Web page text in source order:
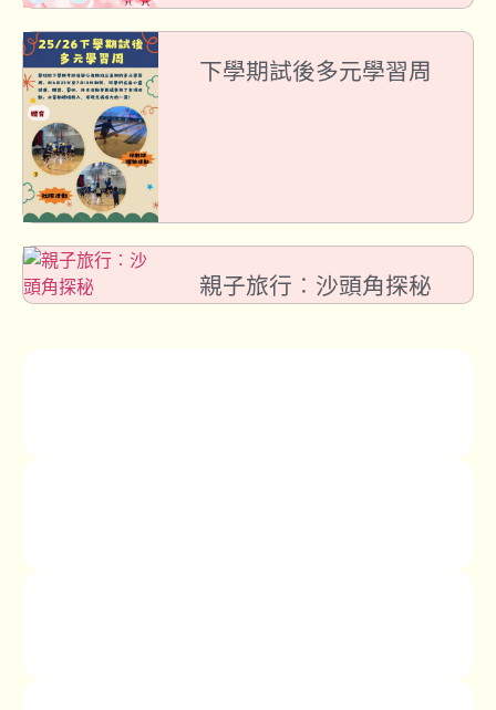
下學期試後多元學習周
親子旅行︰沙頭角探秘